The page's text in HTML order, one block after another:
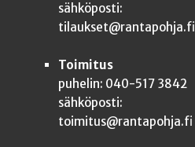
sähköposti:
tilaukset@rantapohja.fi
Toimitus
puhelin: 040-517 3842
sähköposti:
toimitus@rantapohja.fi